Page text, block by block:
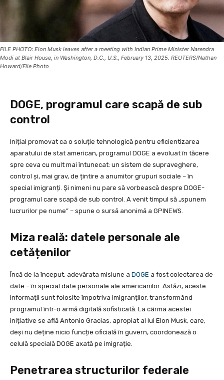
FILE PHOTO: Elon Musk leaves after a meeting with Indian Prime Minister Narendra
Modi at Blair House, in Washington, D.C., U.S., February 13, 2025. REUTERS/Nathan
Howard/File Photo
DOGE, programul care scapă de sub
control
Inițial promovat ca o soluție tehnologică pentru eficientizarea
aparatului de stat american, programul DOGE a evoluat în tăcere
spre ceva cu mult mai întunecat: un sistem de supraveghere,
control și, mai grav, de țintire a anumitor grupuri sociale – în
special imigranți. Și nimeni nu pare să vorbească despre DOGE-
programul care scapă de sub control. A venit timpul să „spunem
lucrurilor pe nume” – spune o sursă anonimă a GPINEWS.
Miza reală: datele personale ale
cetățenilor
Încă de la început, adevărata misiune a DOGE a fost colectarea de
date – în special date personale ale americanilor. Astăzi, aceste
informații sunt folosite împotriva imigranților, transformând
programul într-o armă digitală sofisticată. La cârma acestei
inițiative se află Antonio Gracias, apropiat al lui Elon Musk, care,
deși nu deține nicio funcție oficială în guvern, coordonează o
celulă specială DOGE axată pe imigrație.
Penetrarea structurilor federale